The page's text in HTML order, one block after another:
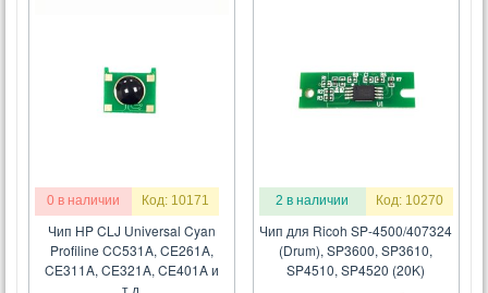
0 в наличии Код: 10171
Чип HP CLJ Universal Cyan
Profiline CC531A, CE261A,
CE311A, CE321A, CE401A и
т.д.
2 в наличии Код: 10270
Чип для Ricoh SP-4500/407324
(Drum), SP3600, SP3610,
SP4510, SP4520 (20K)